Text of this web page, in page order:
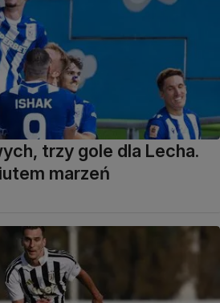
trzy gole dla Lecha.
marzeń